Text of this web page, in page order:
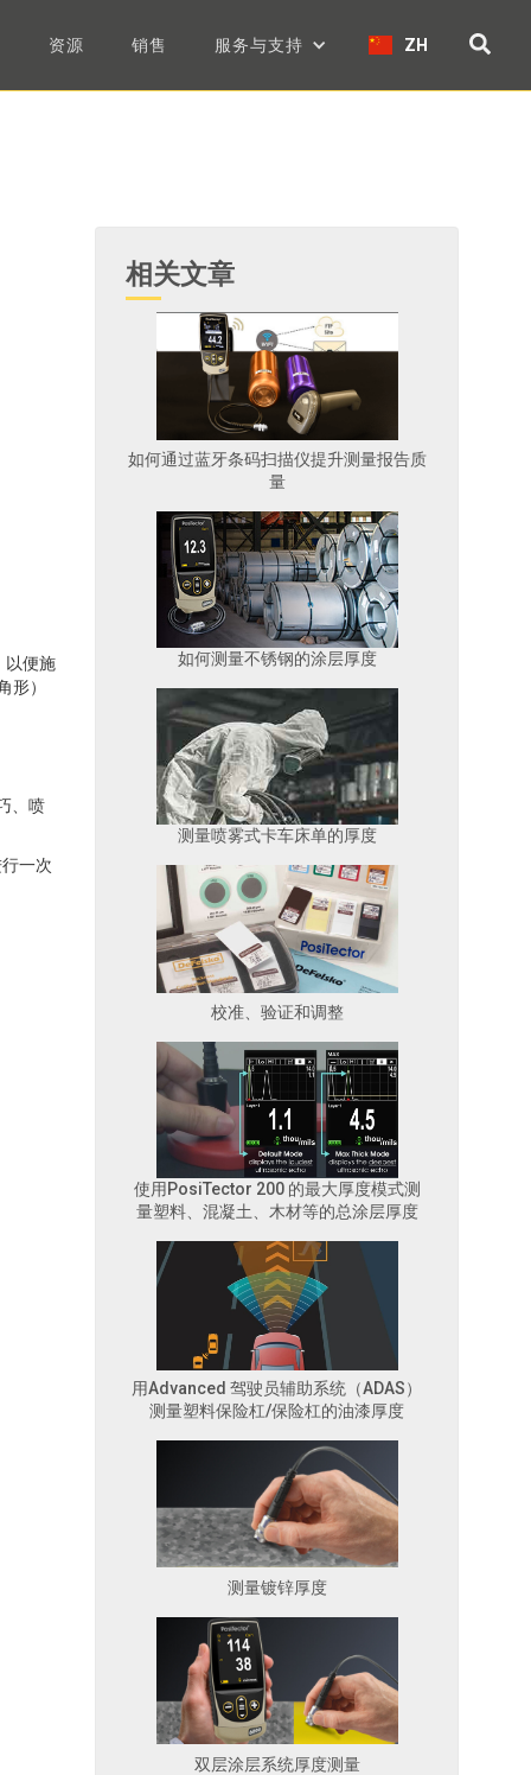
资源 销售 服务与支持 ZH
以便施
形）
、喷
一次
相关文章
如何通过蓝牙条码扫描仪提升测量报告质
量
如何测量不锈钢的涂层厚度
测量喷雾式卡车床单的厚度
校准、验证和调整
使用PosiTector 200 的最大厚度模式测
量塑料、混凝土、木材等的总涂层厚度
用Advanced 驾驶员辅助系统（ADAS）
测量塑料保险杠/保险杠的油漆厚度
测量镀锌厚度
双层涂层系统厚度测量